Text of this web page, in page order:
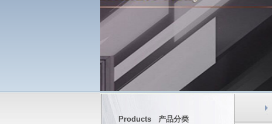
Products 产品分类